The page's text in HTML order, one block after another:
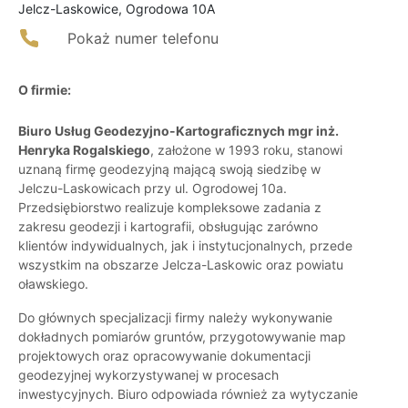
Jelcz-Laskowice, Ogrodowa 10A
Pokaż numer telefonu
O firmie:
Biuro Usług Geodezyjno-Kartograficznych mgr inż.
Henryka Rogalskiego, założone w 1993 roku, stanowi
uznaną firmę geodezyjną mającą swoją siedzibę w
Jelczu-Laskowicach przy ul. Ogrodowej 10a.
Przedsiębiorstwo realizuje kompleksowe zadania z
zakresu geodezji i kartografii, obsługując zarówno
klientów indywidualnych, jak i instytucjonalnych, przede
wszystkim na obszarze Jelcza-Laskowic oraz powiatu
oławskiego.
Do głównych specjalizacji firmy należy wykonywanie
dokładnych pomiarów gruntów, przygotowywanie map
projektowych oraz opracowywanie dokumentacji
geodezyjnej wykorzystywanej w procesach
inwestycyjnych. Biuro odpowiada również za wytyczanie